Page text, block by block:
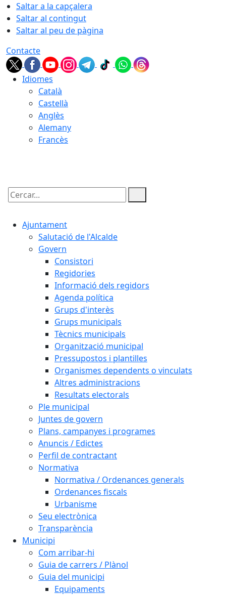
Saltar a la capçalera
Saltar al contingut
Saltar al peu de pàgina
Contacte
Idiomes
Català
Castellà
Anglès
Alemany
Francès
Cercar:
Ajuntament
Salutació de l'Alcalde
Govern
Consistori
Regidories
Informació dels regidors
Agenda política
Grups d'interès
Grups municipals
Tècnics municipals
Organització municipal
Pressupostos i plantilles
Organismes dependents o vinculats
Altres administracions
Resultats electorals
Ple municipal
Juntes de govern
Plans, campanyes i programes
Anuncis / Edictes
Perfil de contractant
Normativa
Normativa / Ordenances generals
Ordenances fiscals
Urbanisme
Seu electrònica
Transparència
Municipi
Com arribar-hi
Guia de carrers / Plànol
Guia del municipi
Equipaments